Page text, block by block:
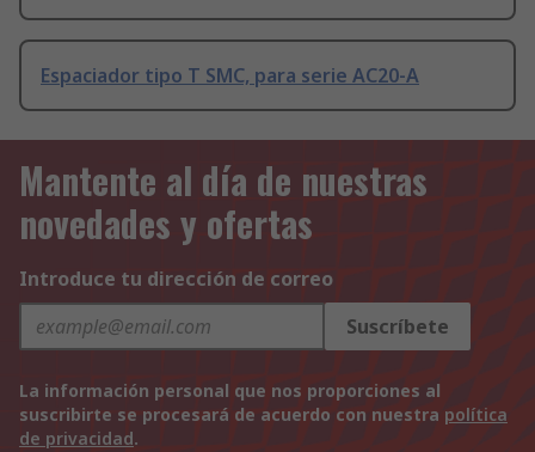
Espaciador tipo T SMC, para serie AC20-A
Mantente al día de nuestras
novedades y ofertas
Introduce tu dirección de correo
Suscríbete
La información personal que nos proporciones al
suscribirte se procesará de acuerdo con nuestra política
de privacidad.